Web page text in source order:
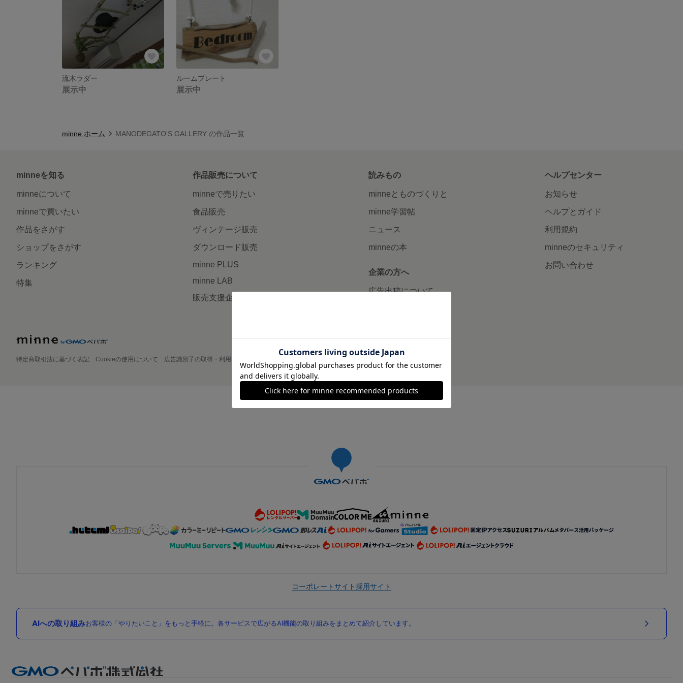
流木ラダー
展示中
ルームプレート
展示中
minne ホーム MANODEGATO'S GALLERY の作品一覧
minneを知る
minneについて
minneで買いたい
作品をさがす
ショップをさがす
ランキング
特集
作品販売について
minneで売りたい
食品販売
ヴィンテージ販売
ダウンロード販売
minne PLUS
minne LAB
販売支援企画・イベント
読みもの
minneとものづくりと
minne学習帖
ニュース
minneの本
企業の方へ
広告出稿について
ヘルプセンター
お知らせ
ヘルプとガイド
利用規約
minneのセキュリティ
お問い合わせ
特定商取引法に基づく表記 Cookieの使用について 広告識別子の取得・利用 採用情報 メディアキット
©GMO Pepabo, Inc. All rights reserved.
コーポレートサイト採用サイト
AIへの取り組みお客様の「やりたいこと」をもっと手軽に。各サービスで広がるAI機能の取り組みをまとめて紹介しています。